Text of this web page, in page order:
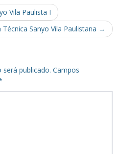
Vila Paulista I
Técnica Sanyo Vila Paulistana →
publicado. Campos